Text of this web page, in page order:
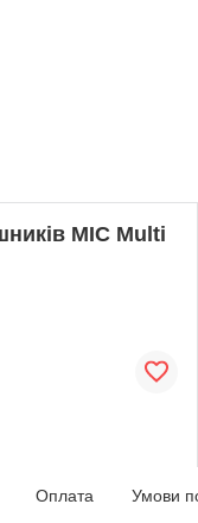
MIC Multi
Оплата Умови